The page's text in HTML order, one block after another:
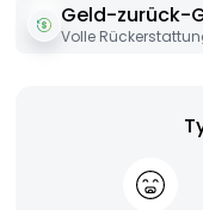
Geld-zurück-
Volle